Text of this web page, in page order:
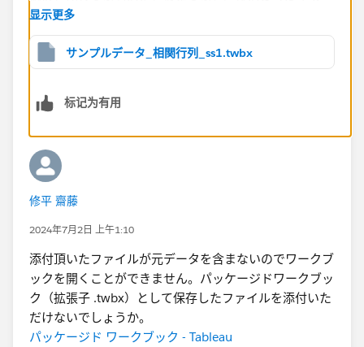
これは店舗別・日別の実績を並べたとき、ある店の売上
個数の伸びと別の店の売上個数の伸びの相関を取ってい
ます。（この例では元データを加工して前日の売上個数
行も列も店舗が並ぶようにしたいとのことでしたので、
データソースのリレーションには店舗を指定しません
また時間帯の要素も不要とのことでしたので、リレーシ
显示更多
サンプルデータ_相関行列_ss1.twbx
标记为有用
修平 齋藤
2024年7月2日 上午1:10
添付頂いたファイルが元データを含まないのでワークブ
ックを開くことができません。パッケージドワークブッ
ク（拡張子 .twbx）として保存したファイルを添付いた
だけないでしょうか。
パッケージド ワークブック - Tableau